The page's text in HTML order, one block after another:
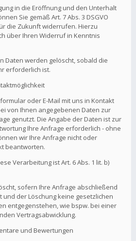
in die Eröffnung und den Unterhalt
Sie gemäß Art. 7 Abs. 3 DSGVO
die Zukunft widerrufen. Hierzu
über Ihren Widerruf in Kenntnis
Daten werden gelöscht, sobald die
erforderlich ist.
oder E-Mail mit uns in Kontakt
von Ihnen angegebenen Daten zur
genutzt. Die Angabe der Daten ist zur
Ihre Anfrage erforderlich - ohne
wir Ihre Anfrage nicht oder
beantworten.
Verarbeitung ist Art. 6 Abs. 1 lit. b)
sofern Ihre Anfrage abschließend
der Löschung keine gesetzlichen
entgegenstehen, wie bspw. bei einer
Vertragsabwicklung.
und Bewertungen